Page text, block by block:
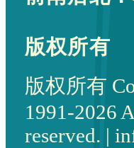
版权所有
版权所有
1991-2026
reserved. |